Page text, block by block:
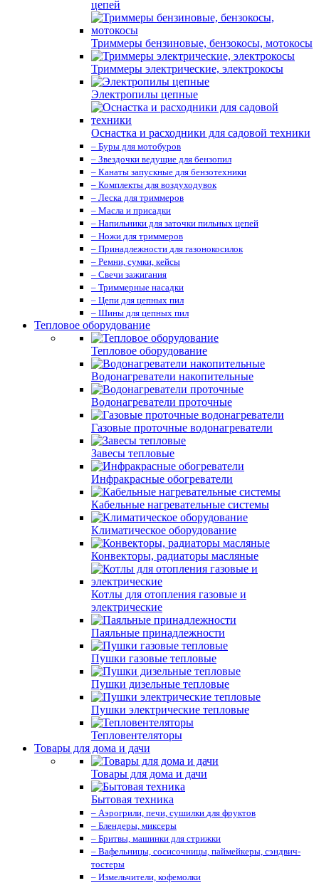
цепей
Триммеры бензиновые, бензокосы, мотокосы
Триммеры электрические, электрокосы
Электропилы цепные
Оснастка и расходники для садовой техники
– Буры для мотобуров
– Звездочки ведущие для бензопил
– Канаты запускные для бензотехники
– Комплекты для воздуходувок
– Леска для триммеров
– Масла и присадки
– Напильники для заточки пильных цепей
– Ножи для триммеров
– Принадлежности для газонокосилок
– Ремни, сумки, кейсы
– Свечи зажигания
– Триммерные насадки
– Цепи для цепных пил
– Шины для цепных пил
Тепловое оборудование
Тепловое оборудование
Водонагреватели накопительные
Водонагреватели проточные
Газовые проточные водонагреватели
Завесы тепловые
Инфракрасные обогреватели
Кабельные нагревательные системы
Климатическое оборудование
Конвекторы, радиаторы масляные
Котлы для отопления газовые и
электрические
Паяльные принадлежности
Пушки газовые тепловые
Пушки дизельные тепловые
Пушки электрические тепловые
Тепловентеляторы
Товары для дома и дачи
Товары для дома и дачи
Бытовая техника
– Аэрогрили, печи, сушилки для фруктов
– Блендеры, миксеры
– Бритвы, машинки для стрижки
– Вафельницы, сосисочницы, паймейкеры, сэндвич-
тостеры
– Измельчители, кофемолки